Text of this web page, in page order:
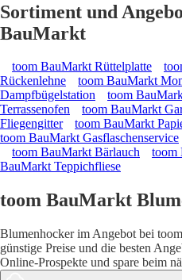
Sortiment und
BauMarkt
toom BauMarkt Rüttelplatte
Rückenlehne
toom BauMarkt
Dampfbügelstation
toom
Terrassenofen
toom BauMarkt
Fliegengitter
toom BauMarkt
toom BauMarkt Gasflaschenservice
toom BauMarkt Bärlauch
toom
BauMarkt Teppichfliese
toom BauMarkt
Blumenhocker im Angebot bei
günstige Preise und die besten
Online-Prospekte und spare beim